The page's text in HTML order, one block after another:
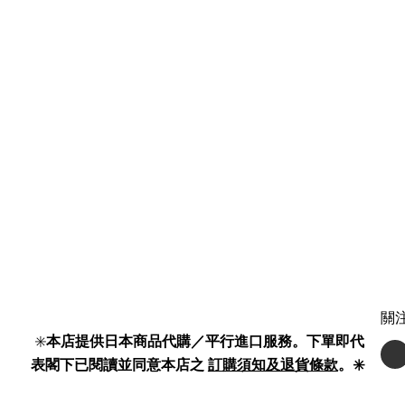
✳️本店提供日本商品代購／平行進口服務。下單即代
表閣下已閱讀並同意本店之 訂購須知及退貨條款。✳️
關